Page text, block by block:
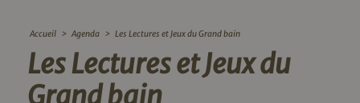
Accueil > Agenda > Les Lectures et Jeux du Grand bain
Les Lectures et Jeux du
Grand bain